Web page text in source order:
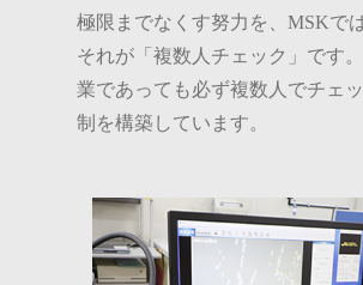
極限までなくす努力を、MSKで
それが「複数人チェック」です
業であっても必ず複数人でチェ
制を構築しています。